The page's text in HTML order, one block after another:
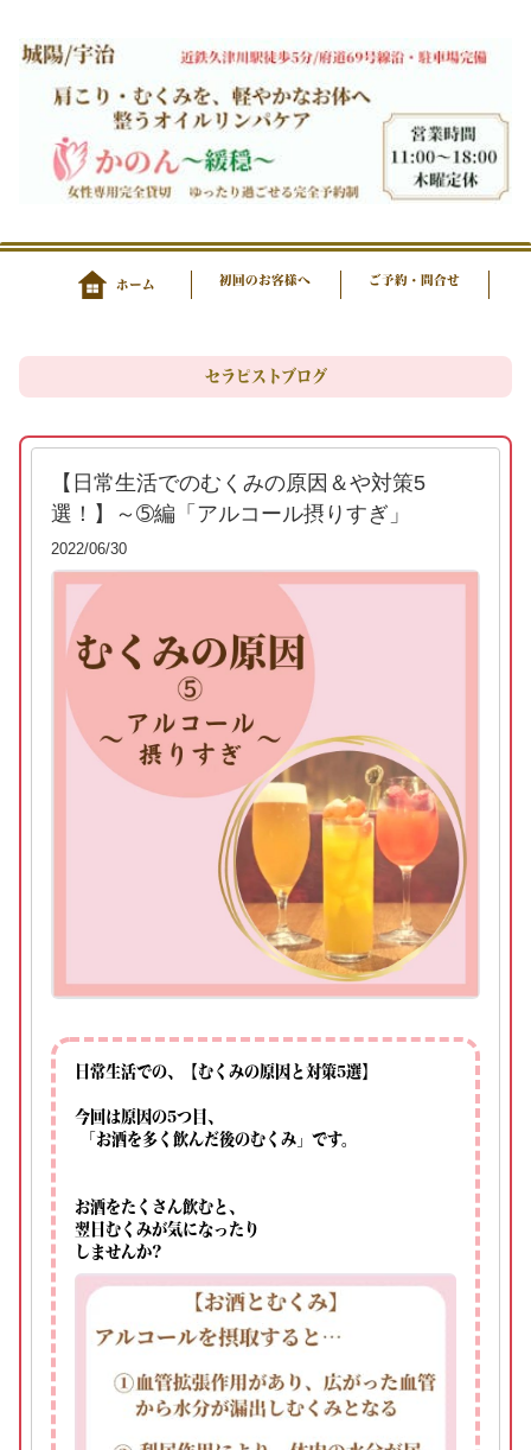
ホーム 初回のお客様へ ご予約・問合せ
セラピストブログ
【日常生活でのむくみの原因＆や対策5
選！】～➄編「アルコール摂りすぎ」
2022/06/30
日常生活での、【むくみの原因と対策5選】
今回は原因の5つ目、
「お酒を多く飲んだ後のむくみ」です。⁡
お酒をたくさん飲むと、⁡
翌日むくみが気になったり⁡
しませんか?⁡